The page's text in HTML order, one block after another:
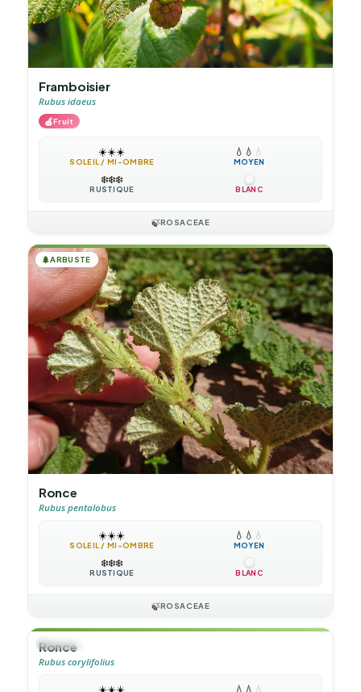
Framboisier
Rubus idaeus
🍎Fruit
☀️☀️☀️
SOLEIL / MI-OMBRE
💧 💧 💧
MOYEN
❄️❄️❄️
RUSTIQUE BLANC
🍃ROSACEAE
🌲ARBUSTE
Ronce
Rubus pentalobus
☀️☀️☀️
SOLEIL / MI-OMBRE
💧 💧 💧
MOYEN
❄️❄️❄️
RUSTIQUE BLANC
🍃ROSACEAE
🌲ARBUSTE
Ronce
Rubus corylifolius
☀️☀️☀️ 💧 💧 💧